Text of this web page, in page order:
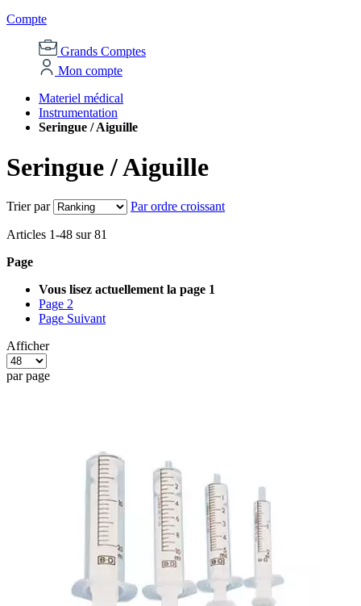
Compte
Grands Comptes
Mon compte
Materiel médical
Instrumentation
Seringue / Aiguille
Seringue / Aiguille
Trier par Par ordre croissant
Articles 1-48 sur81
Page
Vous lisez actuellement la page 1
Page 2
Page Suivant
Afficher
par page